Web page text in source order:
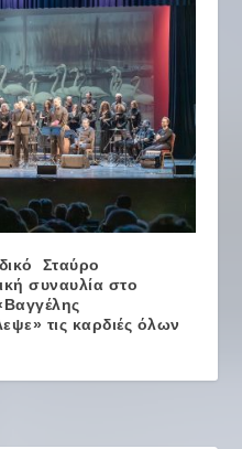
Σταύρο
συναυλία στο
τις καρδιές όλων